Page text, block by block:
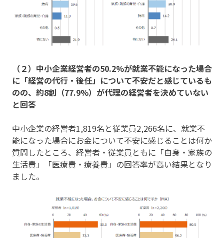
（２）中小企業経営者の50.2%が就業不能になった場合
に「経営の代行・後任」について不安だと感じているも
のの、約8割（77.9%）が代理の経営者を決めていない
と回答
中小企業の経営者1,819名と従業員2,266名に、就業不
能になった場合にお金について不安に感じることは何か
質問したところ、経営者・従業員ともに「自身・家族の
生活費」「医療費・療養費」の回答率が高い結果となり
ました。